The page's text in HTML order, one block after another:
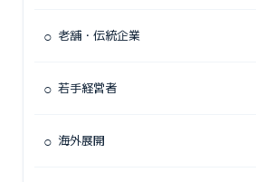
○ 老舗・伝統企業
○ 若手経営者
○ 海外展開